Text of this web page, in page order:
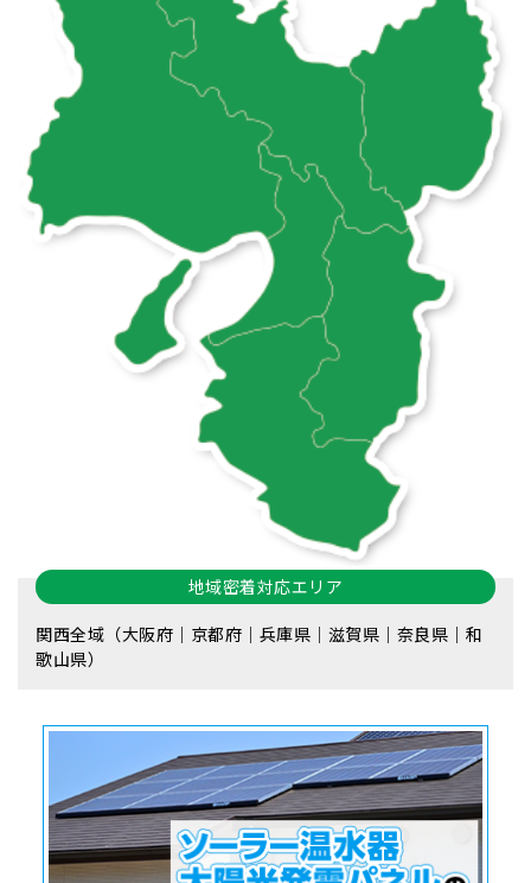
地域密着対応エリア
関西全域（大阪府｜京都府｜兵庫県｜滋賀県｜奈良県｜和
歌山県）